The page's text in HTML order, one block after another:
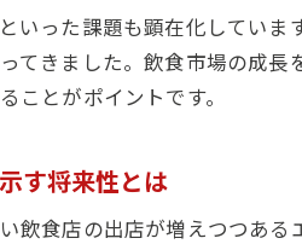
いった課題も顕在化してい
てきました。飲食市場の成
ことがポイントです。
す将来性とは
飲食店の出店が増えつつあ